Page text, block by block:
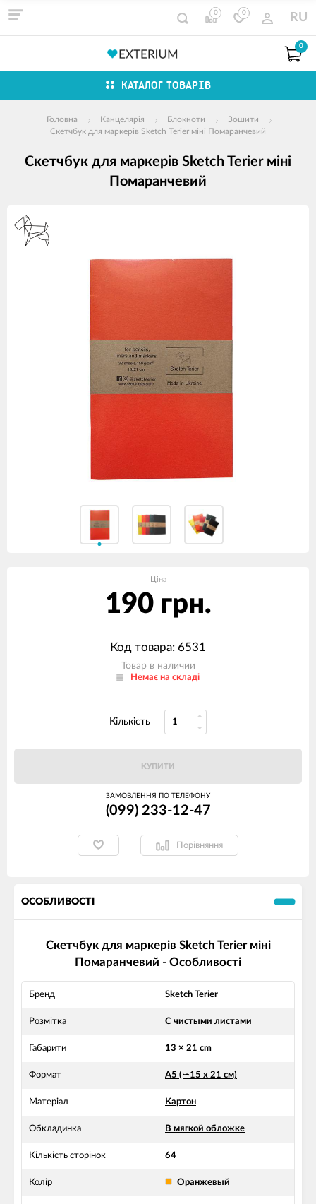
0 0 RU
0
КАТАЛОГ ТОВАРІВ
Головна Канцелярія Блокноти
Зошити
Скетчбук для маркерів Sketch Terier міні Помаранчевий
Скетчбук для маркерів Sketch Terier міні
Помаранчевий
зображення
продуктів
Ціна
190 грн.
Код товара: 6531
Товар в наличии
Немає на складі
Кількість
КУПИТИ
ЗАМОВЛЕННЯ ПО ТЕЛЕФОНУ
(099) 233-12-47
Порівняння
ОСОБЛИВОСТІ
Скетчбук для маркерів Sketch Terier міні
Помаранчевий - Особливості
Бренд Sketch Terier
Розмітка С чистыми листами
Габарити 13 × 21 cm
Формат А5 (∽15 х 21 см)
Матеріал Картон
Обкладинка В мягкой обложке
Кількість сторінок 64
Колір Оранжевый